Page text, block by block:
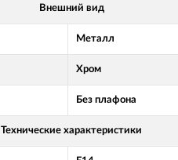
Внешний вид
Металл
Хром
Без плафона
Технические характеристики